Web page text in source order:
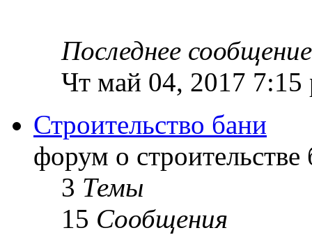
Последнее сообщение
Чт май 04, 2017 7:15
Строительство бани
форум о строительстве
3 Темы
15 Сообщения